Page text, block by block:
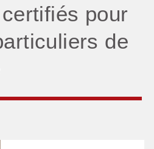
pour
de